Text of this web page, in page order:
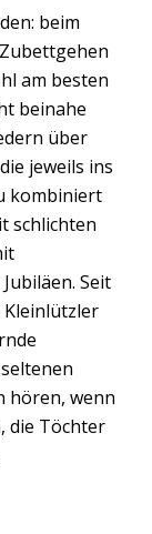
beim
am besten
beinahe
über
jeweils ins
kombiniert
schlichten
Seit
Kleinlützler
hören, wenn
die Töchter